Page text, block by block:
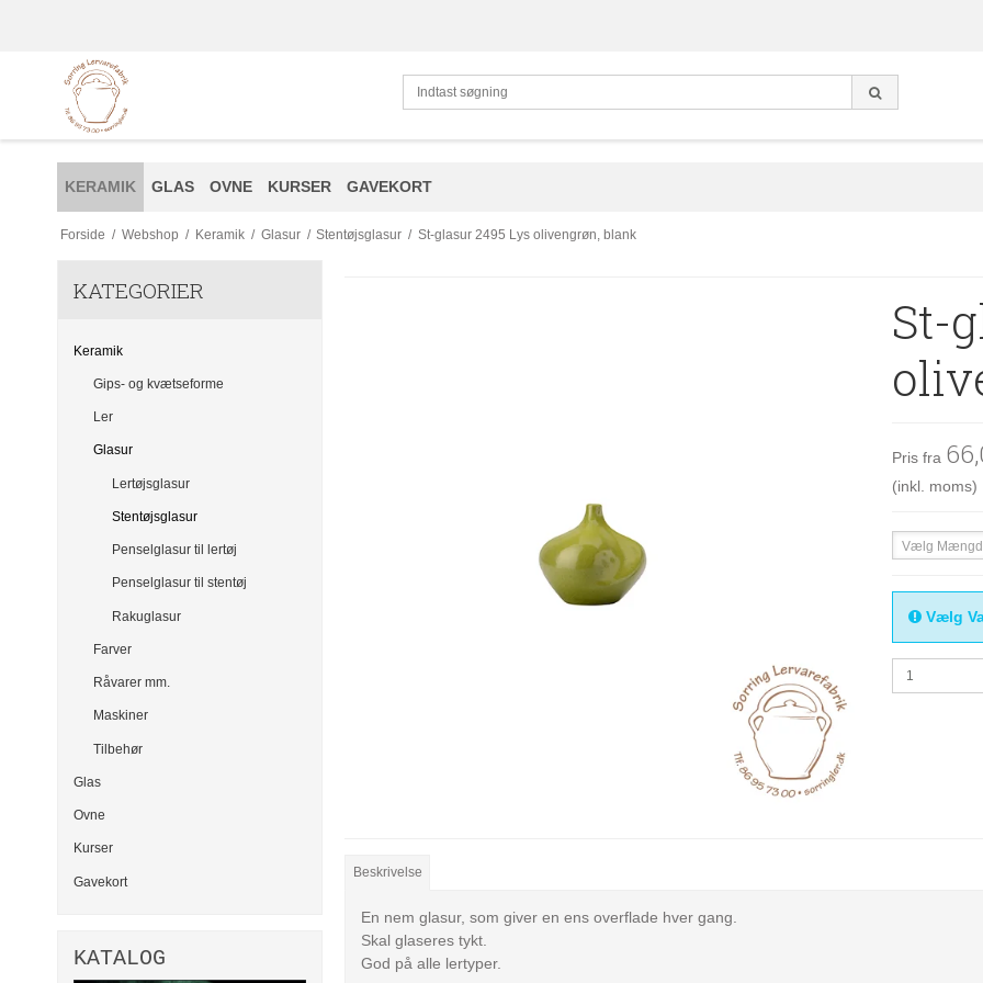
KERAMIK GLAS OVNE KURSER GAVEKORT
Forside / Webshop / Keramik / Glasur / Stentøjsglasur / St-glasur 2495 Lys olivengrøn, blank
KATEGORIER
Keramik
Gips- og kvætseforme
Ler
Glasur
Lertøjsglasur
Stentøjsglasur
Penselglasur til lertøj
Penselglasur til stentøj
Rakuglasur
Farver
Råvarer mm.
Maskiner
Tilbehør
Glas
Ovne
Kurser
Gavekort
KATALOG
St-
Pris fra
(inkl. moms)
Vælg
Vælg
Beskrivelse
En nem glasur, som giver en ens overflade hver gang.
Skal glaseres tykt.
God på alle lertyper.